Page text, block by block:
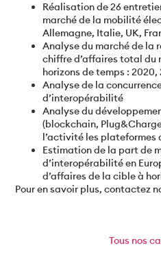
Réalisation de 26
marché de la mobilité
Allemagne, Italie, UK,
Analyse du marché de la
chiffre d’affaires total du
horizons de temps :
Analyse de la
d’interopérabilité
Analyse du
(blockchain,
l’activité les
Estimation de la part de
d’interopérabilité en
d’affaires de la cible à
Pour en savoir plus, contactez
Tous nos